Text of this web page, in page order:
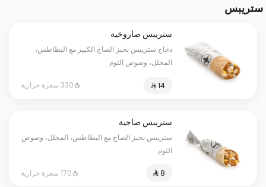
ستريبس
ستريبس صاروخية
دجاج ستريبس بخبز الصاج الكبير مع البطاطس،
المخلل، وصوص الثوم
⁨⁦‪‬ 14⁩ 330 سعرة حرارية
ستريبس صاجية
ستريبس بخبز الصاج مع البطاطس، المخلل، وصوص
الثوم
170 سعرة حرارية